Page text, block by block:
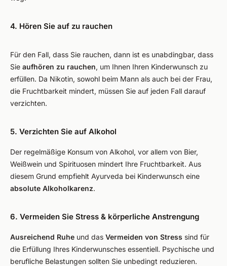
4. Hören Sie auf zu rauchen
Für den Fall, dass Sie rauchen, dann ist es unabdingbar, dass
Sie aufhören zu rauchen, um Ihnen Ihren Kinderwunsch zu
erfüllen. Da Nikotin, sowohl beim Mann als auch bei der Frau,
die Fruchtbarkeit mindert, müssen Sie auf jeden Fall darauf
verzichten.
5. Verzichten Sie auf Alkohol
Der regelmäßige Konsum von Alkohol, vor allem von Bier,
Weißwein und Spirituosen mindert Ihre Fruchtbarkeit. Aus
diesem Grund empfiehlt Ayurveda bei Kinderwunsch eine
absolute Alkoholkarenz.
6. Vermeiden Sie Stress & körperliche Anstrengung
Ausreichend Ruhe und das Vermeiden von Stress sind für
die Erfüllung Ihres Kinderwunsches essentiell. Psychische und
berufliche Belastungen sollten Sie unbedingt reduzieren.